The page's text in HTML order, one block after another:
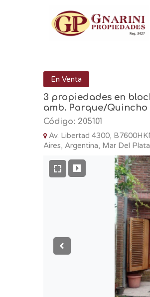
En Venta
3 propiedades en
amb. Parque/
Código: 205101
Av. Libertad 4300,
Aires, Argentina, Mar Del